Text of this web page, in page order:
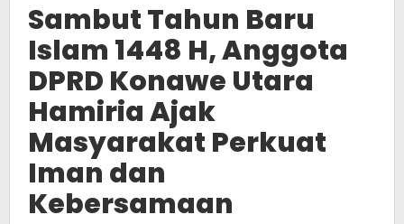
Sambut Tahun Baru
Islam 1448 H, Anggota
DPRD Konawe Utara
Hamiria Ajak
Masyarakat Perkuat
Iman dan
Kebersamaan